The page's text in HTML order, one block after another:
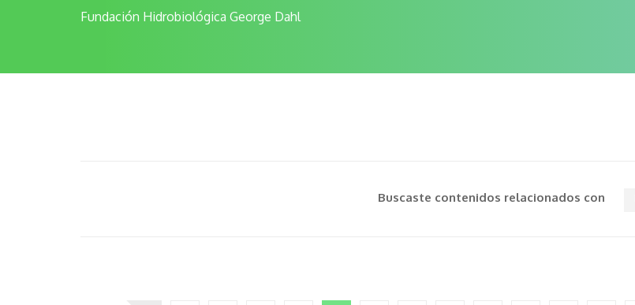
Fundación Hidrobiológica George Dahl
Buscaste contenidos relacionados con